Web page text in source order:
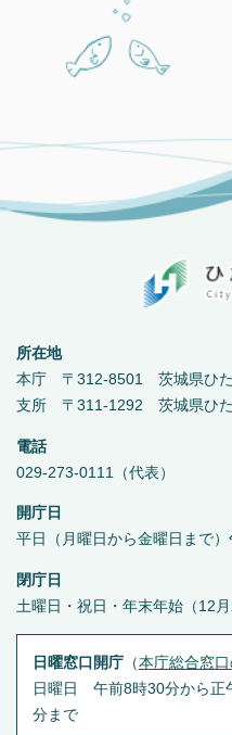
所在地
本庁 〒312-8501 茨城県ひた
支所 〒311-1292 茨城県ひた
電話
029-273-0111（代表）
開庁日
平日（月曜日から金曜日まで
閉庁日
土曜日・祝日・年末年始（12
日曜窓口開庁（本庁総合窓
日曜日 午前8時30分から正
分まで